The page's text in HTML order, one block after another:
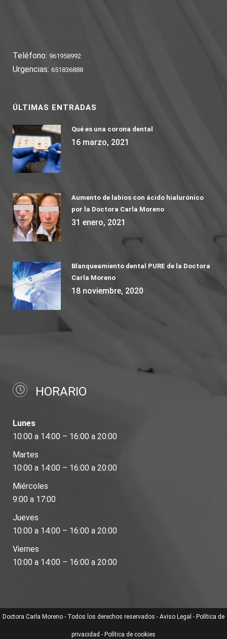
Teléfono: 961958992
Urgencias: 651836888
ÚLTIMAS ENTRADAS
Qué es una corona dental
16 marzo, 2021
Aumento de labios con ácido hialurónico
por la Doctora Carla Moreno
31 enero, 2021
Blanqueamiento dental PURE de la Doctora
Carla Moreno
18 noviembre, 2020
HORARIO
Lunes
10:00 a 14:00 – 16:00 a 20:00
Martes
10:00 a 14:00 – 16:00 a 20:00
Miércoles
9:00 a 17:00
Jueves
10:00 a 14:00 – 16:00 a 20:00
Viernes
10:00 a 14:00 – 16:00 a 20:00
Doctora Carla Moreno - Todos los derechos reservados - Aviso Legal - Política de
privacidad - Política de cookies